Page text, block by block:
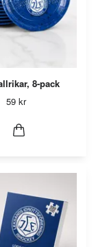
8-pack
59 kr